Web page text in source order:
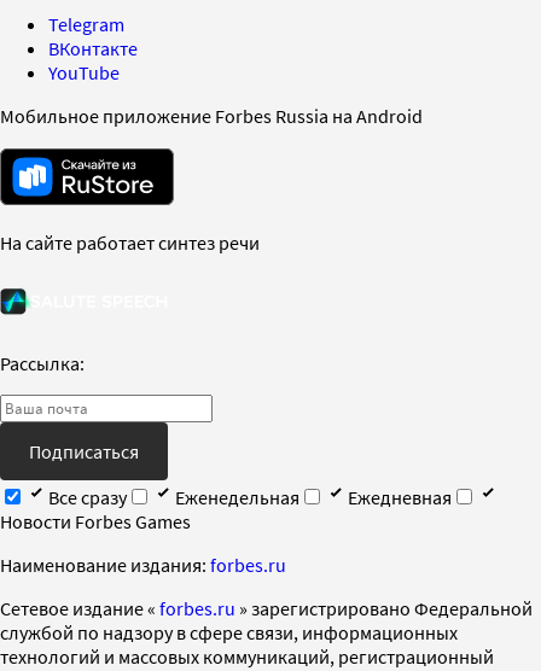
Telegram
ВКонтакте
YouTube
Мобильное приложение Forbes Russia на Android
На сайте работает синтез речи
Рассылка:
Подписаться
Все сразу
Еженедельная
Ежедневная
Новости Forbes Games
Наименование издания: forbes.ru
Cетевое издание « forbes.ru » зарегистрировано Федеральной
службой по надзору в сфере связи, информационных
технологий и массовых коммуникаций, регистрационный